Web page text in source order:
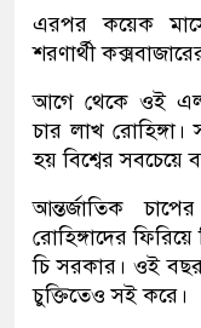
এরপর কয়েক
শরণার্থী
আগে থেকে ওই
চার লাখ
হয় বিশ্বের সবচেয়ে
আন্তর্জাতিক
রোহিঙ্গাদের
চি সরকার। ওই বছর
চুক্তিতেও সই করে।